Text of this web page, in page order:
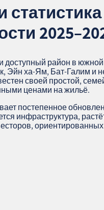
доступный район в
Эйн ха‑Ям, Бат‑Галим и
своей простой,
ценами на жильё.
постепенное
инфраструктура,